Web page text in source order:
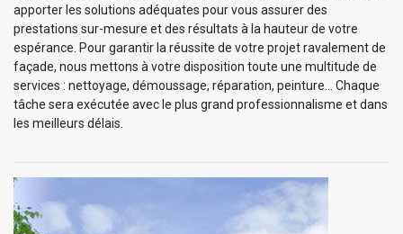
apporter les solutions adéquates pour vous assurer des
prestations sur-mesure et des résultats à la hauteur de votre
espérance. Pour garantir la réussite de votre projet ravalement de
façade, nous mettons à votre disposition toute une multitude de
services : nettoyage, démoussage, réparation, peinture… Chaque
tâche sera exécutée avec le plus grand professionnalisme et dans
les meilleurs délais.